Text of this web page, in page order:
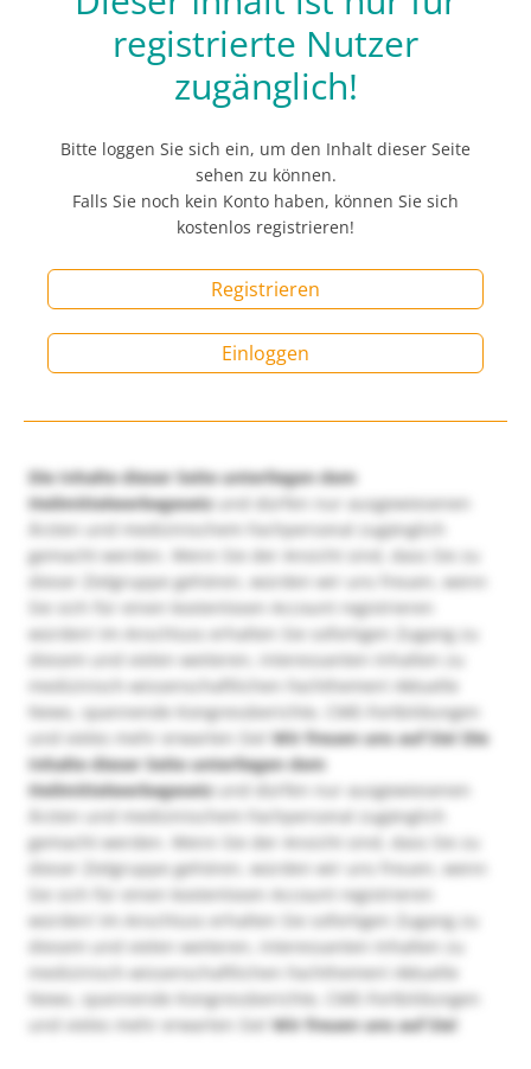
registrierte Nutzer
zugänglich!
Bitte loggen Sie sich ein, um den Inhalt dieser Seite
sehen zu können.
Falls Sie noch kein Konto haben, können Sie sich
kostenlos registrieren!
Registrieren
Einloggen
Die Inhalte dieser Seite unterliegen dem
Heilmittelwerbegesetzund dürfen nur ausgewiesenen
Ärzten und medizinischem Fachpersonal zugänglich
gemacht werden. Wenn Sie der Ansicht sind, dass Sie zu
dieser Zielgruppe gehören, würden wir uns freuen, wenn
Sie sich für einen kostenlosen Account registrieren
würden! Im Anschluss erhalten Sie sofortigen Zugang zu
diesem und vielen weiteren, interessanten Inhalten zu
medizinisch-wissenschaftlichen Fachthemen! Aktuelle
News, spannende Kongressberichte, CME-Fortbildungen
und vieles mehr erwarten Sie!Wir freuen uns auf Sie! Die
Inhalte dieser Seite unterliegen dem
Heilmittelwerbegesetzund dürfen nur ausgewiesenen
Ärzten und medizinischem Fachpersonal zugänglich
gemacht werden. Wenn Sie der Ansicht sind, dass Sie zu
dieser Zielgruppe gehören, würden wir uns freuen, wenn
Sie sich für einen kostenlosen Account registrieren
würden! Im Anschluss erhalten Sie sofortigen Zugang zu
diesem und vielen weiteren, interessanten Inhalten zu
medizinisch-wissenschaftlichen Fachthemen! Aktuelle
News, spannende Kongressberichte, CME-Fortbildungen
und vieles mehr erwarten Sie!Wir freuen uns auf Sie!